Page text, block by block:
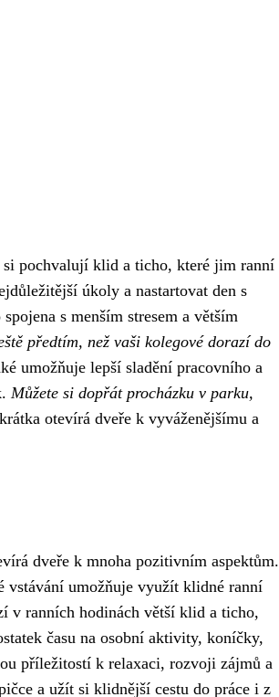
si pochvalují klid a ticho, které jim ranní
úkoly a nastartovat den s
s menším stresem a větším
předtím, než vaši kolegové dorazí do
umožňuje lepší sladění pracovního a
Můžete si dopřát procházku v parku,
otevírá dveře k vyváženějšímu a
dveře k mnoha pozitivním aspektům.
vstávání umožňuje využít klidné ranní
v ranních hodinách větší klid a ticho,
času na osobní aktivity, koníčky,
příležitostí k relaxaci, rozvoji zájmů a
a užít si klidnější cestu do práce i z